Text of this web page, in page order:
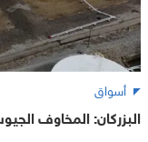
أسواق
البزركان: المخاوف